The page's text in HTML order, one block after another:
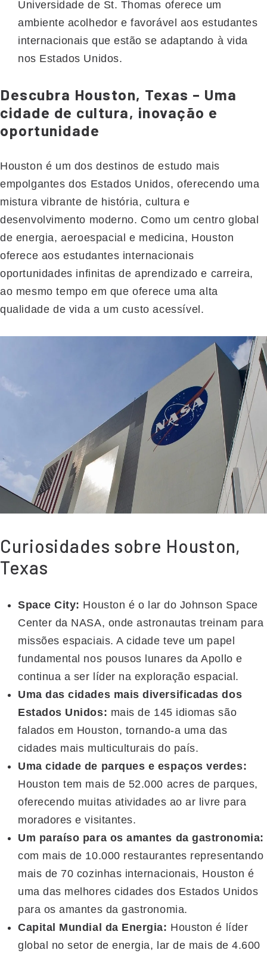
Universidade de St. Thomas oferece um
ambiente acolhedor e favorável aos estudantes
internacionais que estão se adaptando à vida
nos Estados Unidos.
Descubra Houston, Texas – Uma
cidade de cultura, inovação e
oportunidade
Houston é um dos destinos de estudo mais
empolgantes dos Estados Unidos, oferecendo uma
mistura vibrante de história, cultura e
desenvolvimento moderno. Como um centro global
de energia, aeroespacial e medicina, Houston
oferece aos estudantes internacionais
oportunidades infinitas de aprendizado e carreira,
ao mesmo tempo em que oferece uma alta
qualidade de vida a um custo acessível.
Curiosidades sobre Houston,
Texas
Space City: Houston é o lar do Johnson Space
Center da NASA, onde astronautas treinam para
missões espaciais. A cidade teve um papel
fundamental nos pousos lunares da Apollo e
continua a ser líder na exploração espacial.
Uma das cidades mais diversificadas dos
Estados Unidos: mais de 145 idiomas são
falados em Houston, tornando-a uma das
cidades mais multiculturais do país.
Uma cidade de parques e espaços verdes:
Houston tem mais de 52.000 acres de parques,
oferecendo muitas atividades ao ar livre para
moradores e visitantes.
Um paraíso para os amantes da gastronomia:
com mais de 10.000 restaurantes representando
mais de 70 cozinhas internacionais, Houston é
uma das melhores cidades dos Estados Unidos
para os amantes da gastronomia.
Capital Mundial da Energia: Houston é líder
global no setor de energia, lar de mais de 4.600